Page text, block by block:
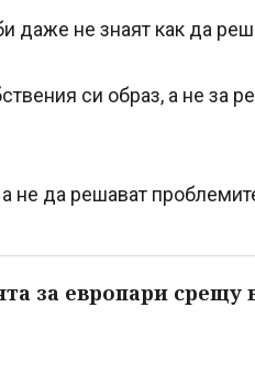
даже не знаят как да
си образ, а не за
не да решават
за европари срещу